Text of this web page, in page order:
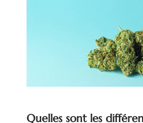
Quelles sont les